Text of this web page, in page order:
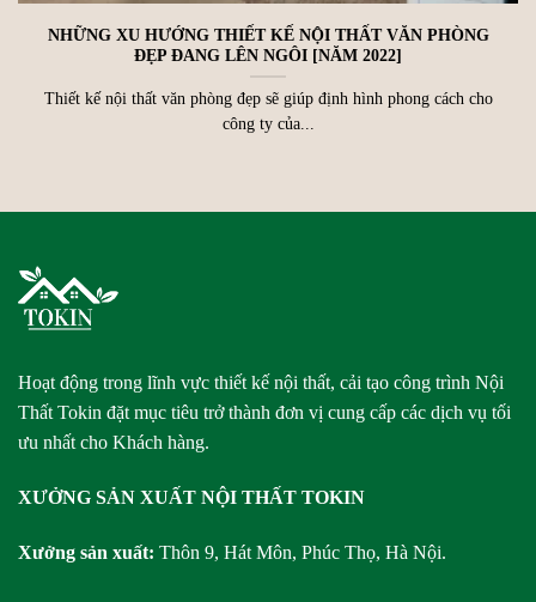
NHỮNG XU HƯỚNG THIẾT KẾ NỘI THẤT VĂN PHÒNG
ĐẸP ĐANG LÊN NGÔI [NĂM 2022]
Thiết kế nội thất văn phòng đẹp sẽ giúp định hình phong cách cho
công ty của...
Hoạt động trong lĩnh vực thiết kế nội thất, cải tạo công trình Nội
Thất Tokin đặt mục tiêu trở thành đơn vị cung cấp các dịch vụ tối
ưu nhất cho Khách hàng.
XƯỞNG SẢN XUẤT NỘI THẤT TOKIN
Xưởng sản xuất: Thôn 9, Hát Môn, Phúc Thọ, Hà Nội.